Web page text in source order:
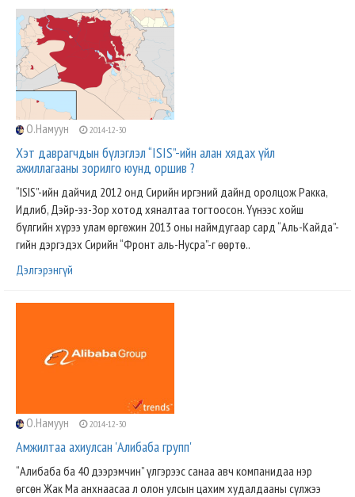
О.Намуун 2014-12-30
Хэт даврагчдын бүлэглэл “ISIS”-ийн алан хядах үйл
ажиллагааны зорилго юунд оршив ?
“ISIS”-ийн дайчид 2012 онд Сирийн иргэний дайнд оролцож Ракка,
Идлиб, Дэйр-эз-Зор хотод хяналтаа тогтоосон. Үүнээс хойш
бүлгийн хүрээ улам өргөжин 2013 оны наймдугаар сард “Аль-Кайда”-
гийн дэргэдэх Сирийн “Фронт аль-Нусра”-г өөртө..
Дэлгэрэнгүй
О.Намуун 2014-12-30
Амжилтаа ахиулсан 'Алибаба групп'
“Алибаба ба 40 дээрэмчин” үлгэрээс санаа авч компанидаа нэр
өгсөн Жак Ма анхнаасаа л олон улсын цахим худалдааны сүлжээ